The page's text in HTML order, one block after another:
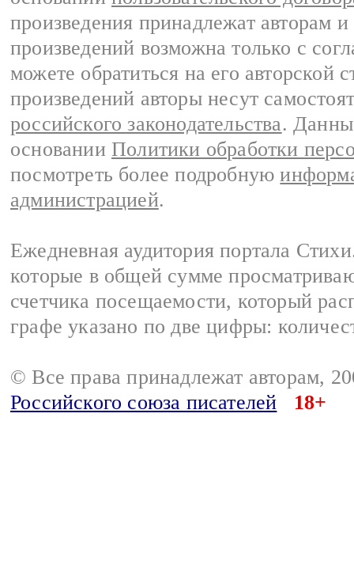
произведения принадлежат авторам
произведений возможна только с
можете обратиться на его авторской
произведений авторы несут
российского законодательства.
основании Политики обработки
посмотреть более подробную
администрацией.
Ежедневная аудитория портала
которые в общей сумме
счетчика посещаемости, который
графе указано по две цифры:
© Все права принадлежат авторам,
Российского союза писателей
18+